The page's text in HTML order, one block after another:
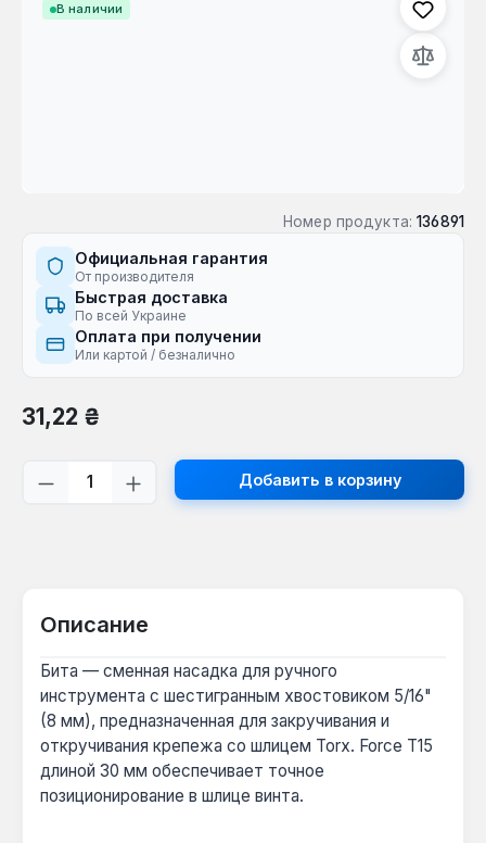
В наличии
Номер продукта: 136891
Официальная гарантия
От производителя
Быстрая доставка
По всей Украине
Оплата при получении
Или картой / безналично
Обычная цена:
31,22 ₴
Количество продукта: введите
Добавить в корзину
Описание
Бита — сменная насадка для ручного
инструмента с шестигранным хвостовиком 5/16"
(8 мм), предназначенная для закручивания и
откручивания крепежа со шлицем Torx. Force T15
длиной 30 мм обеспечивает точное
позиционирование в шлице винта.